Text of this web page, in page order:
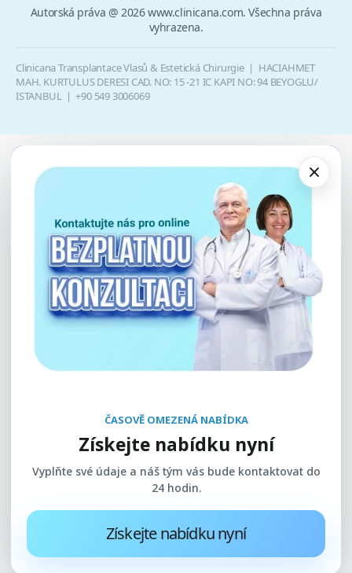
Autorská práva @ 2026 www.clinicana.com. Všechna práva
vyhrazena.
Clinicana Transplantace Vlasů & Estetická Chirurgie | HACIAHMET
MAH. KURTULUS DERESI CAD. NO: 15 -21 IC KAPI NO: 94 BEYOGLU/
ISTANBUL |+90 549 3006069
ČASOVĚ OMEZENÁ NABÍDKA
Získejte nabídku nyní
Vyplňte své údaje a náš tým vás bude kontaktovat do
24 hodin.
Získejte nabídku nyní